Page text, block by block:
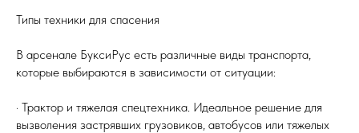
Типы техники для спасения
В арсенале БуксиРус есть различные виды транспорта,
которые выбираются в зависимости от ситуации:
· Трактор и тяжелая спецтехника. Идеальное решение для
вызволения застрявших грузовиков, автобусов или тяжелых